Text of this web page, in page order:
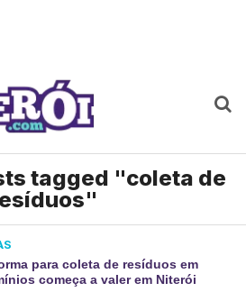
tagged "coleta de
para coleta de resíduos em
começa a valer em Niterói